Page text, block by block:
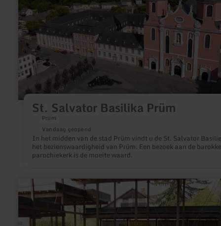
St. Salvator Basilika Prüm
Prüm
Vandaag geopend
In het midden van de stad Prüm vindt u de St. Salvator
het bezienswaardigheid van Prüm. Een bezoek aan de barokke
parochiekerk is de moeite waard.
informatie
over:
Bollendorf